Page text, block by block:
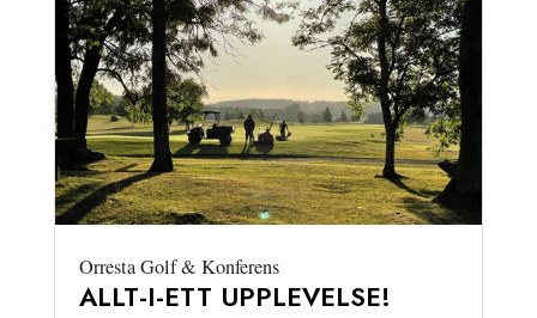
Orresta Golf & Konferens
ALLT-I-ETT UPPLEVELSE!